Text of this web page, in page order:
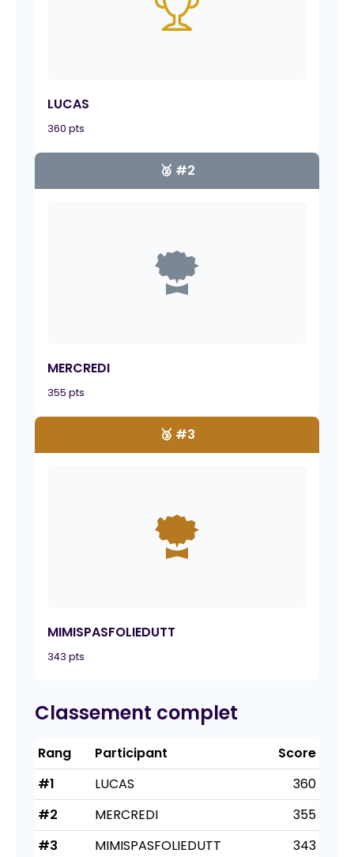
LUCAS
360 pts
🥈 #2
MERCREDI
355 pts
🥉 #3
MIMISPASFOLIEDUTT
343 pts
Classement complet
Rang Participant
Score
#1
LUCAS
360
#2
MERCREDI
355
#3
MIMISPASFOLIEDUTT
343